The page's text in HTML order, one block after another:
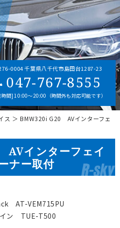
0004 千葉県八千代市島田台1287-23
047-767-8555
間] 10:00～20:00（時間外も対応可能です）
ス ＞ BMW320i G20 AVインターフェ
インターフェイ
ナー取付
AT-VEM715PU
ン TUE-T500